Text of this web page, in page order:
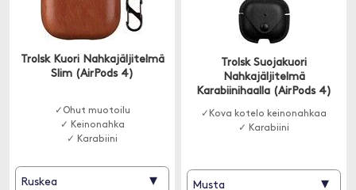
Trolsk Kuori Nahkajäljitelmä
Slim (AirPods 4)
✓Ohut muotoilu
✓ Keinonahka
✓ Karabiini
Ruskea ▾
Trolsk Suojakuori
Nahkajäljitelmä
Karabiinihaalla (AirPods 4)
✓Kova kotelo keinonahkaa
✓ Karabiini
Musta ▾